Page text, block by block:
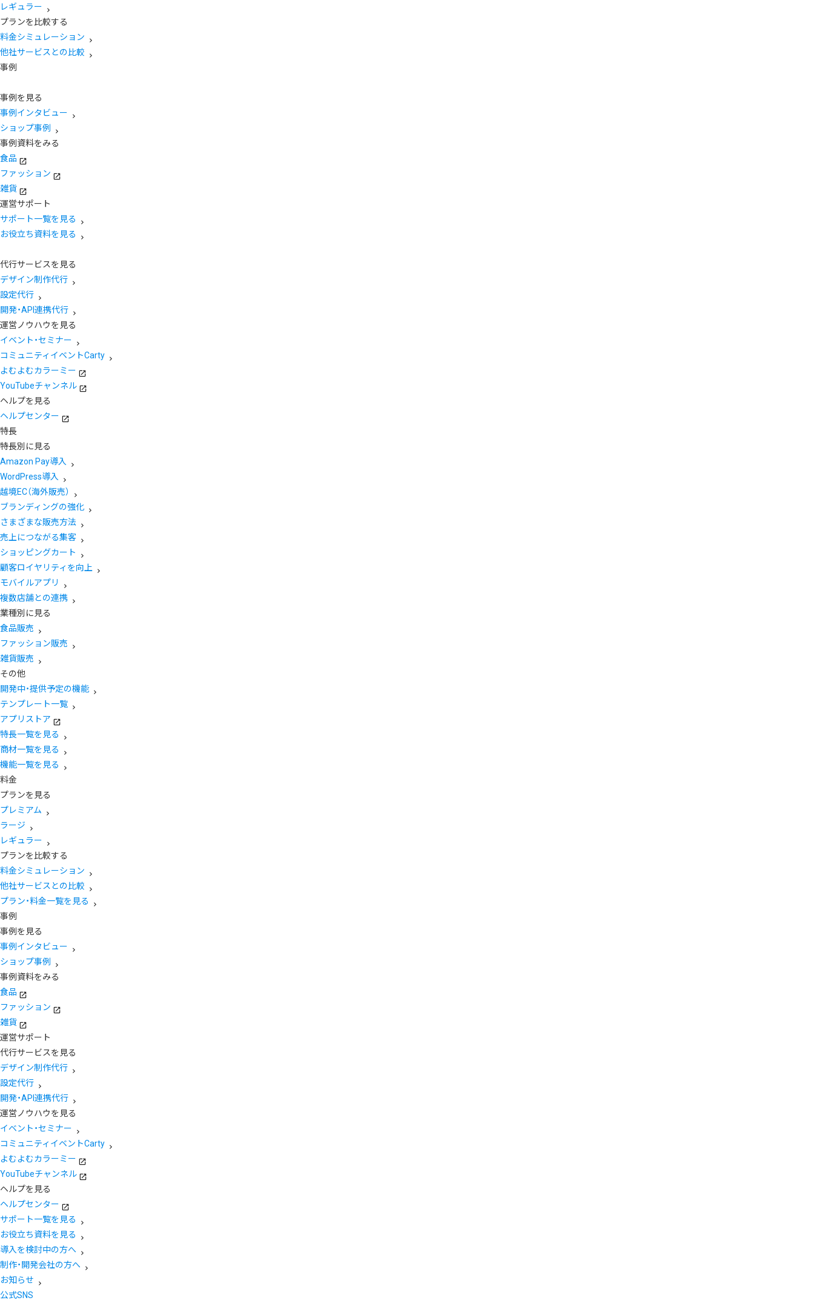
レギュラー
プランを比較する
料金シミュレーション
他社サービスとの比較
事例
事例を見る
事例インタビュー
ショップ事例
事例資料をみる
食品
ファッション
雑貨
運営サポート
サポート一覧を見る
お役立ち資料を見る
代行サービスを見る
デザイン制作代行
設定代行
開発・API連携代行
運営ノウハウを見る
イベント・セミナー
コミュニティイベントCarty
よむよむカラーミー
YouTubeチャンネル
ヘルプを見る
ヘルプセンター
特長
特長別に見る
Amazon Pay導入
WordPress導入
越境EC（海外販売）
ブランディングの強化
さまざまな販売方法
売上につながる集客
ショッピングカート
顧客ロイヤリティを向上
モバイルアプリ
複数店舗との連携
業種別に見る
食品販売
ファッション販売
雑貨販売
その他
開発中・提供予定の機能
テンプレート一覧
アプリストア
特長一覧を見る
商材一覧を見る
機能一覧を見る
料金
プランを見る
プレミアム
ラージ
レギュラー
プランを比較する
料金シミュレーション
他社サービスとの比較
プラン・料金一覧を見る
事例
事例を見る
事例インタビュー
ショップ事例
事例資料をみる
食品
ファッション
雑貨
運営サポート
代行サービスを見る
デザイン制作代行
設定代行
開発・API連携代行
運営ノウハウを見る
イベント・セミナー
コミュニティイベントCarty
よむよむカラーミー
YouTubeチャンネル
ヘルプを見る
ヘルプセンター
サポート一覧を見る
お役立ち資料を見る
導入を検討中の方へ
制作・開発会社の方へ
お知らせ
公式SNS